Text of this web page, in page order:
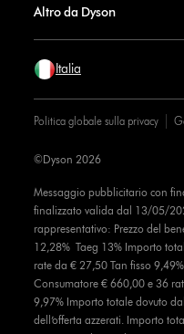
Altro da Dyson
Italia
Politica globale sulla privacy
Messaggio pubblicitario con
finalizzato valida dal 13/05/
rappresentativo: Prezzo del
12,28% Taeg 13% Importo
rate da € 27,50 Tan fisso
Consumatore € 660,00 e 36
9,97% Importo totale dovuto
dell’offerta azzerati. Importo
©Dyson 2026